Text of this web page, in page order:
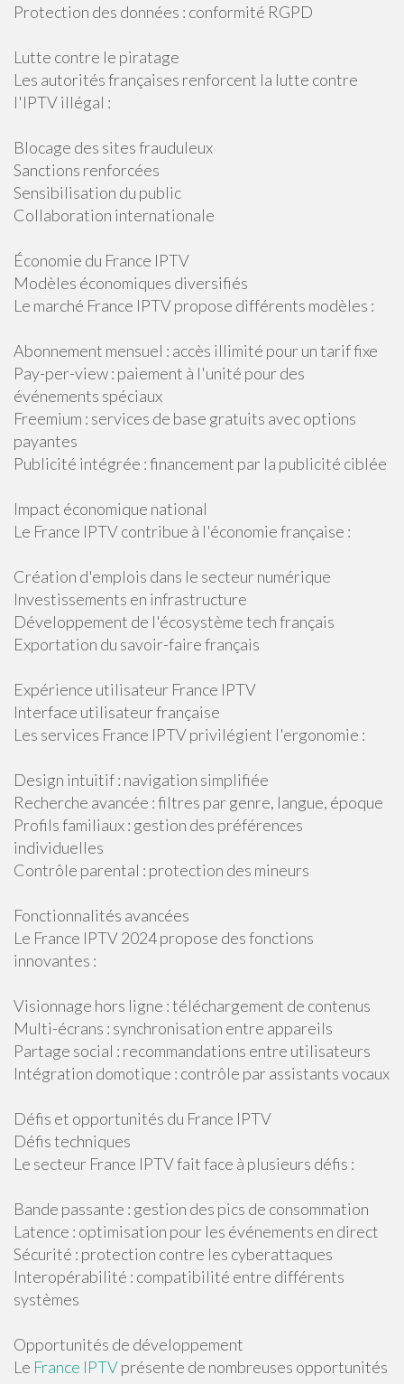
Protection des données : conformité RGPD
Lutte contre le piratage
Les autorités françaises renforcent la lutte contre
l'IPTV illégal :
Blocage des sites frauduleux
Sanctions renforcées
Sensibilisation du public
Collaboration internationale
Économie du France IPTV
Modèles économiques diversifiés
Le marché France IPTV propose différents modèles :
Abonnement mensuel : accès illimité pour un tarif fixe
Pay-per-view : paiement à l'unité pour des
événements spéciaux
Freemium : services de base gratuits avec options
payantes
Publicité intégrée : financement par la publicité ciblée
Impact économique national
Le France IPTV contribue à l'économie française :
Création d'emplois dans le secteur numérique
Investissements en infrastructure
Développement de l'écosystème tech français
Exportation du savoir-faire français
Expérience utilisateur France IPTV
Interface utilisateur française
Les services France IPTV privilégient l'ergonomie :
Design intuitif : navigation simplifiée
Recherche avancée : filtres par genre, langue, époque
Profils familiaux : gestion des préférences
individuelles
Contrôle parental : protection des mineurs
Fonctionnalités avancées
Le France IPTV 2024 propose des fonctions
innovantes :
Visionnage hors ligne : téléchargement de contenus
Multi-écrans : synchronisation entre appareils
Partage social : recommandations entre utilisateurs
Intégration domotique : contrôle par assistants vocaux
Défis et opportunités du France IPTV
Défis techniques
Le secteur France IPTV fait face à plusieurs défis :
Bande passante : gestion des pics de consommation
Latence : optimisation pour les événements en direct
Sécurité : protection contre les cyberattaques
Interopérabilité : compatibilité entre différents
systèmes
Opportunités de développement
Le France IPTVprésente de nombreuses opportunités